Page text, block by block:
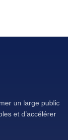
un large public
et d’accélérer